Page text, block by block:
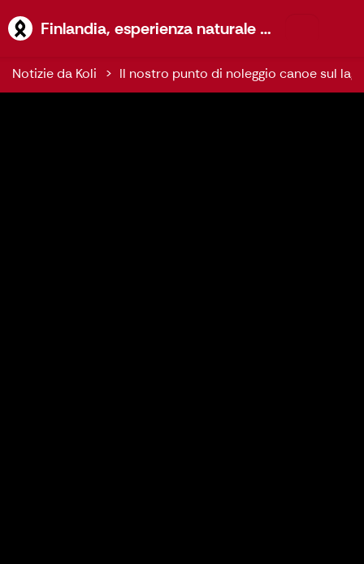
Finlandia, esperienza naturale Koli
Notizie da Koli Il nostro punto di noleggio canoe sul